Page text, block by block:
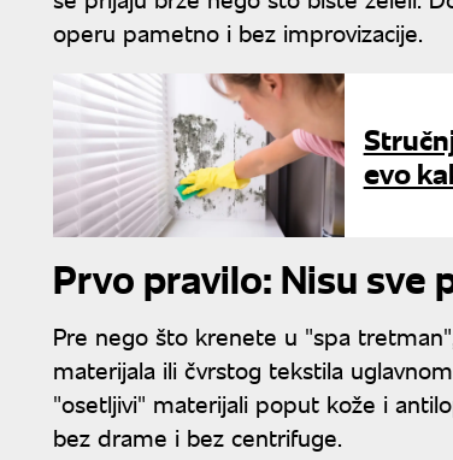
operu pametno i bez improvizacije.
evo
Prvo pravilo: Nisu sve
Pre nego što krenete u "spa
materijala ili čvrstog tekstila
"osetljivi" materijali poput kože i
bez drame i bez centrifuge.